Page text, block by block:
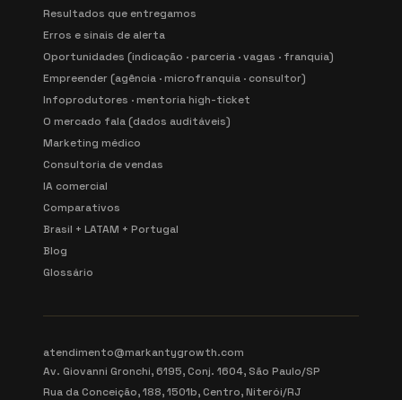
Resultados que entregamos
Erros e sinais de alerta
Oportunidades (indicação · parceria · vagas · franquia)
Empreender (agência · microfranquia · consultor)
Infoprodutores · mentoria high-ticket
O mercado fala (dados auditáveis)
Marketing médico
Consultoria de vendas
IA comercial
Comparativos
Brasil + LATAM + Portugal
Blog
Glossário
atendimento@markantygrowth.com
Av. Giovanni Gronchi, 6195, Conj. 1604, São Paulo/SP
Rua da Conceição, 188, 1501b, Centro, Niterói/RJ